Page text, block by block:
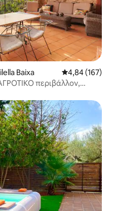
Baixa Μέση
4,84 (167)
περιβάλλον,